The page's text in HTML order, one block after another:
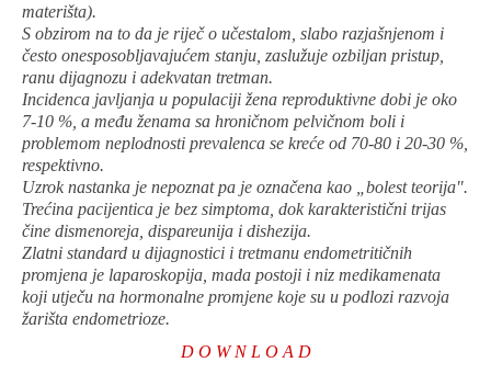
materišta).
S obzirom na to da je riječ o učestalom, slabo razjašnjenom i
često onesposobljavajućem stanju, zaslužuje ozbiljan pristup,
ranu dijagnozu i adekvatan tretman.
Incidenca javljanja u populaciji žena reproduktivne dobi je oko
7-10 %, a među ženama sa hroničnom pelvičnom boli i
problemom neplodnosti prevalenca se kreće od 70-80 i 20-30 %,
respektivno.
Uzrok nastanka je nepoznat pa je označena kao „bolest teorija".
Trećina pacijentica je bez simptoma, dok karakteristični trijas
čine dismenoreja, dispareunija i dishezija.
Zlatni standard u dijagnostici i tretmanu endometritičnih
promjena je laparoskopija, mada postoji i niz medikamenata
koji utječu na hormonalne promjene koje su u podlozi razvoja
žarišta endometrioze.
D O W N L O A D